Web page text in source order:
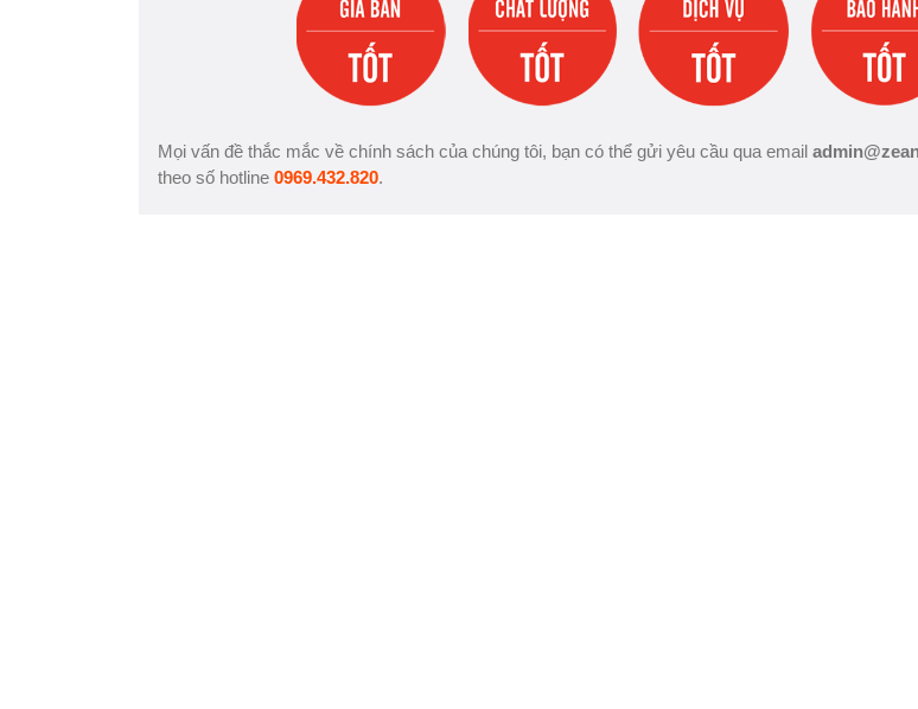
Mọi vấn đề thắc mắc về chính sách của chúng tôi, bạn có thể gửi yêu cầu qua email
theo số hotline 0969.432.820.